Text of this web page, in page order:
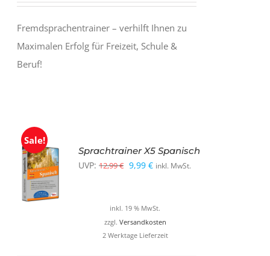
Fremdsprachentrainer – verhilft Ihnen zu
Maximalen Erfolg für Freizeit, Schule &
Beruf!
Sale!
IN DEN
WARENKORB
Sprachtrainer X5 Spanisch
UVP: 12,99€ Ursprünglicher
9,99€Aktueller
inkl. MwSt.
inkl. 19 % MwSt.
zzgl. Versandkosten
2 Werktage Lieferzeit